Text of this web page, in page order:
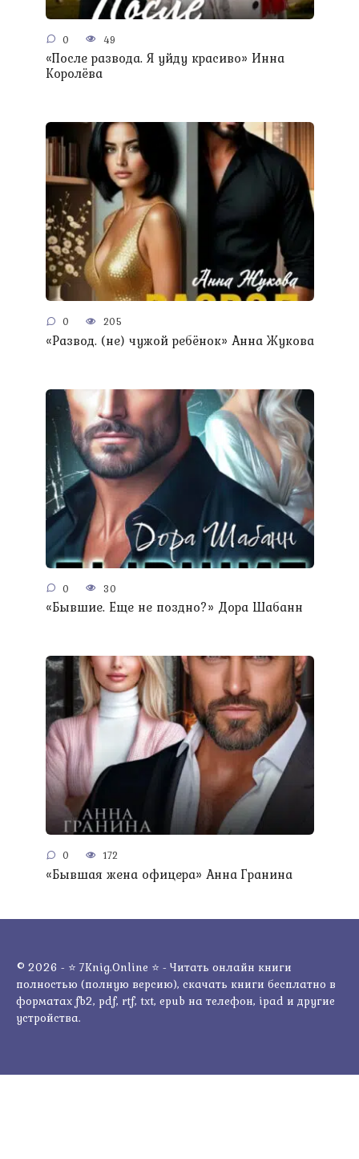
0 49
«После развода. Я уйду красиво» Инна
Королёва
0 205
«Развод. (не) чужой ребёнок» Анна Жукова
0 30
«Бывшие. Еще не поздно?» Дора Шабанн
0 172
«Бывшая жена офицера» Анна Гранина
© 2026 - ⭐ 7Knig.Online ⭐ - Читать онлайн книги
полностью (полную версию), скачать книги бесплатно в
форматах fb2, pdf, rtf, txt, epub на телефон, ipad и другие
устройства.